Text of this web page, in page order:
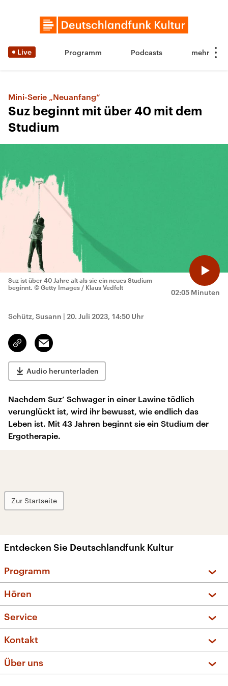
Live Programm Podcasts
Mini-Serie „Neuanfang“
Suz beginnt mit über 40 mit dem
Studium
02:05 Minuten
Suz ist über 40 Jahre alt als sie ein neues Studium
beginnt. © Getty Images / Klaus Vedfelt
Schütz, Susann | 20. Juli 2023, 14:50 Uhr
Link
kopieren/teilen
Email
Audio herunterladen
Nachdem Suz’ Schwager in einer Lawine tödlich
verunglückt ist, wird ihr bewusst, wie endlich das
Leben ist. Mit 43 Jahren beginnt sie ein Studium der
Ergotherapie.
Zur Startseite
Entdecken Sie Deutschlandfunk Kultur
Programm
Sendungen und Podcasts
Musikliste
Kakadu – Das Kinderprogramm
Hören
Frequenzen (UKW + DAB+)
Service
FAQ
Apps
Newsletter
Kontakt
Social Media
Über uns